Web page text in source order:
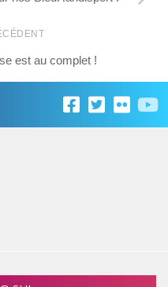
est au complet !